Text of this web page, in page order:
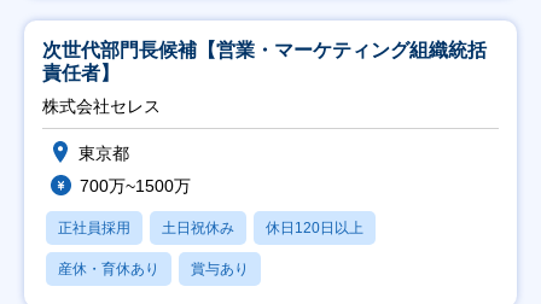
次世代部門長候補【営業・マーケティング組織統括
責任者】
株式会社セレス
東京都
700万~1500万
正社員採用 土日祝休み 休日120日以上
産休・育休あり 賞与あり